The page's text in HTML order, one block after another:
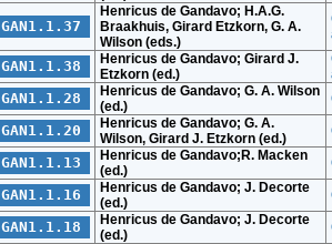
GAN1.1.37
Henricus de Gandavo; H.A.G.
Braakhuis, Girard Etzkorn, G. A.
Wilson (eds.)
GAN1.1.38
Henricus de Gandavo; Girard J.
Etzkorn (ed.)
GAN1.1.28
Henricus de Gandavo; G. A. Wilson
(ed.)
GAN1.1.20
Henricus de Gandavo; G. A.
Wilson, Girard J. Etzkorn (ed.)
GAN1.1.13
Henricus de Gandavo;R. Macken
(ed.)
GAN1.1.16
Henricus de Gandavo; J. Decorte
(ed.)
GAN1.1.18
Henricus de Gandavo; J. Decorte
(ed.)